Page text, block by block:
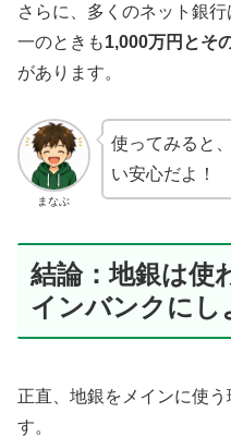
さらに、多くのネット銀
一のときも1,000万円とそ
があります。
まなぶ
使ってみると
い安心だよ！
結論：地銀は使
インバンクにし
正直、地銀をメインに使
す。